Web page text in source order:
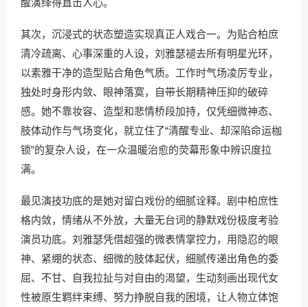
醒演绎得直击人心。
其次，沉浸式的状态塑造实现真正人戏合一。为贴合柏庶
清冷疏离、心事深重的人设，刘雅瑟褪去所有明星光环，
以素雅干净的造型贴合角色气质。工作时气场凌厉专业，
独处时身形内敛、眼神落寞，自带长期精神压抑的破碎
感。她不靠妆容、造型和悲情桥段加持，仅凭细微神态、
肢体动作与气场变化，就立住了“清醒专业、却深陷命运枷
锁”的复杂人设，在一众温暖治愈的荧幕形象中辨识度拉
满。
最见演技功底的是她对留白戏份的细腻诠释。剧中柏庶性
格内敛，情绪从不外放，大量无台词的静默戏份极度考验
演员功底。刘雅瑟凭借超强的微表情掌控力，用隐忍的眼
神、紧绷的状态、细微的肢体起伏，细腻传递出角色的委
屈、不甘、自我拉扯与对自由的渴望，生动刻画出现代女
性被原生羁绊束缚、努力挣脱自我的困境，让人物立体饱